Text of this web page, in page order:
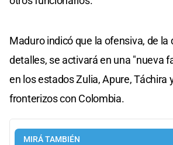
Maduro indicó que la ofensiva, de la
detalles, se activará en una "nueva
en los estados Zulia, Apure, Táchira
fronterizos con Colombia.
MIRÁ TAMBIÉN